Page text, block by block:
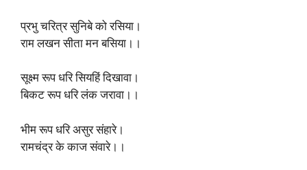
प्रभु चरित्र सुनिबे को रसिया।
राम लखन सीता मन बसिया।।
सूक्ष्म रूप धरि सियहिं दिखावा।
बिकट रूप धरि लंक जरावा।।
भीम रूप धरि असुर संहारे।
रामचंद्र के काज संवारे।।